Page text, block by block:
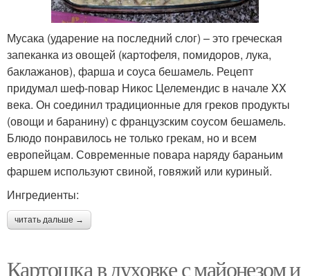
Мусака (ударение на последний слог) – это греческая
запеканка из овощей (картофеля, помидоров, лука,
баклажанов), фарша и соуса бешамель. Рецепт
придумал шеф-повар Никос Целемендис в начале XX
века. Он соединил традиционные для греков продукты
(овощи и баранину) с французским соусом бешамель.
Блюдо понравилось не только грекам, но и всем
европейцам. Современные повара наряду бараньим
фаршем используют свиной, говяжий или куриный.
Ингредиенты:
читать дальше →
Картошка в духовке с майонезом и